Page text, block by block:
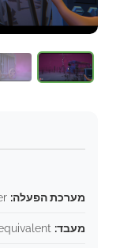
מערכת הפעלה:
מעבד: